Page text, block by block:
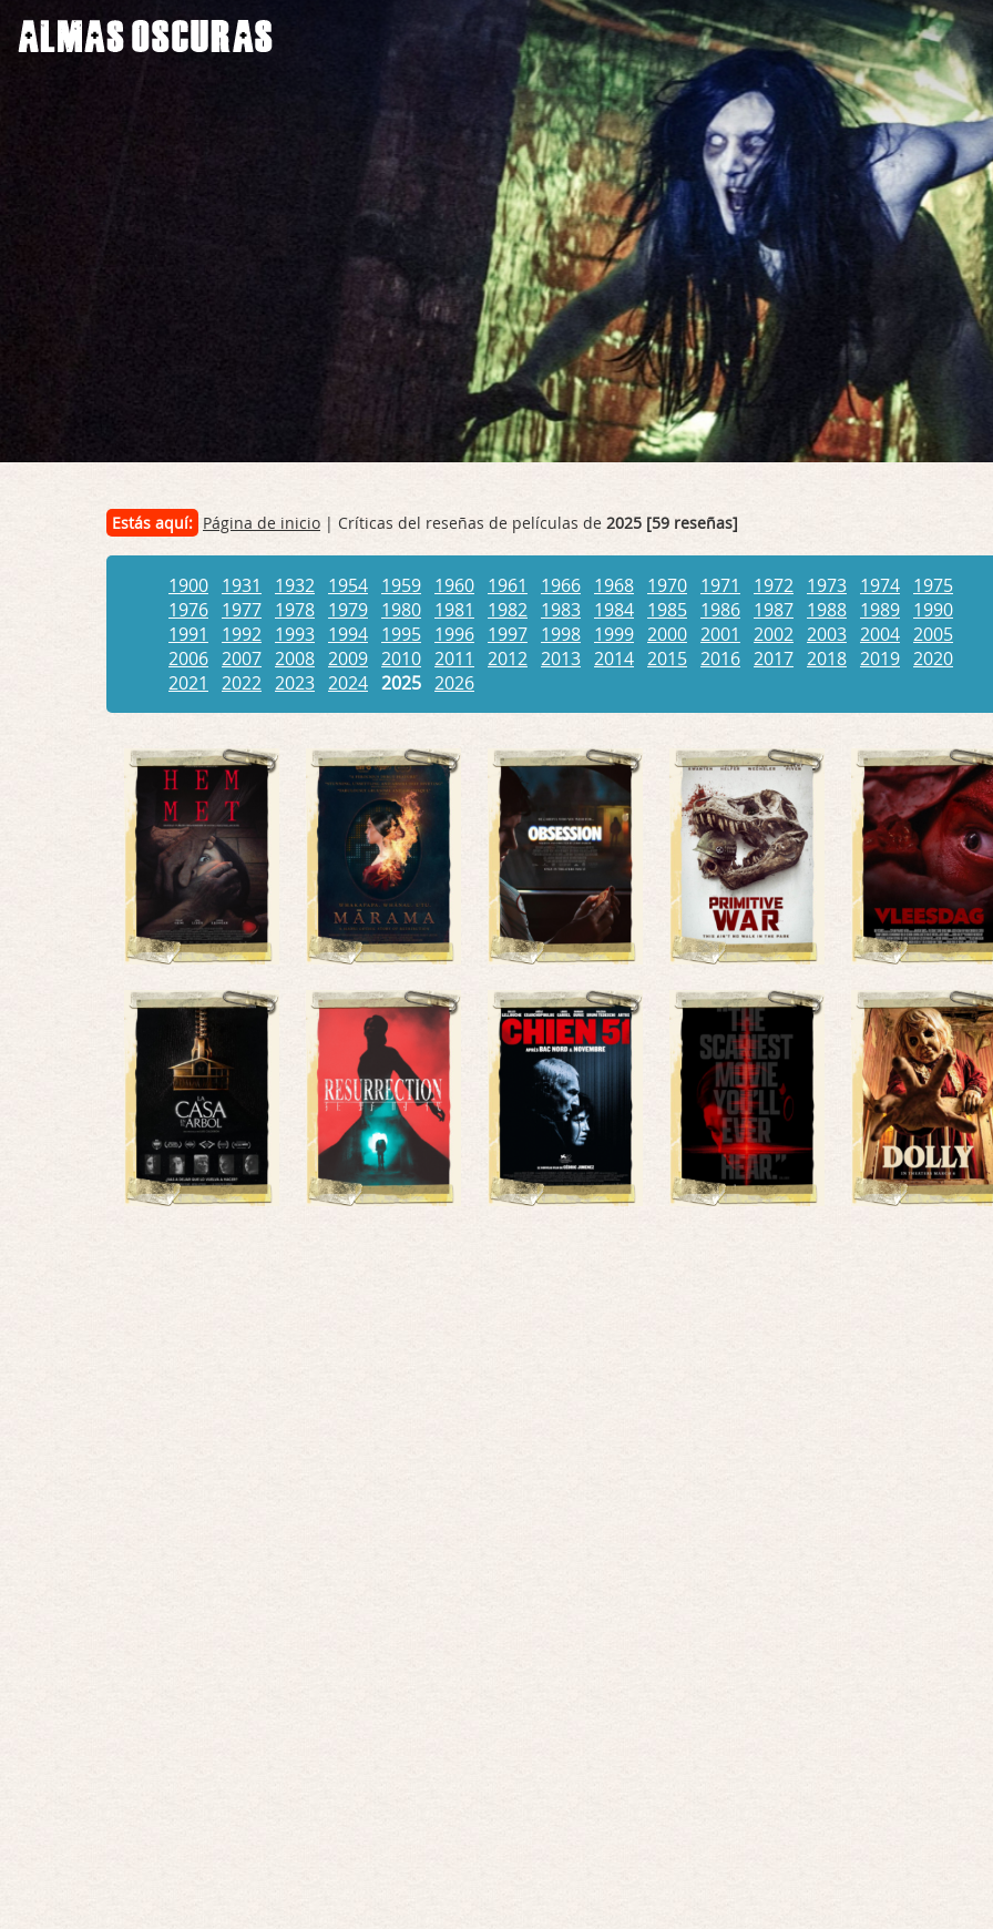
Estás aquí: Página de inicio | Críticas del reseñas de películas de 2025 [59 reseñas]
1900 1931 1932 1954 1959 1960 1961 1966 1968 1970 1971 1972 1973 1974 1975
1976 1977 1978 1979 1980 1981 1982 1983 1984 1985 1986 1987 1988 1989 1990
1991
1992 1993 1994 1995 1996 1997 1998 1999 2000 2001 2002 2003 2004 2005
2006 2007 2008 2009 2010 2011 2012 2013 2014 2015 2016 2017 2018 2019 2020
2021
2022 2023 2024 2025 2026